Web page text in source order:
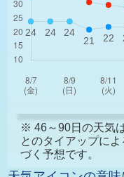
※ 46～90日の天気
とのタイアップに
づく予想です。